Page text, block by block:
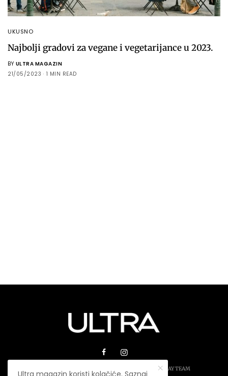
UKUSNO
Najbolji gradovi za vegane i vegetarijance u 2023.
BY ULTRA MAGAZIN
21/05/2023
1 MIN READ
© 2026 ULTRA MAGAZIN. SVA PRAVA ZADRŽANA.PLAY TEAM
Ultra magazin koristi kolačiće. Saznaj